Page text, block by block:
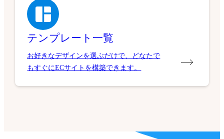
テンプレート一覧
お好きなデザインを選ぶだけで、どなたで
もすぐにECサイトを構築できます。